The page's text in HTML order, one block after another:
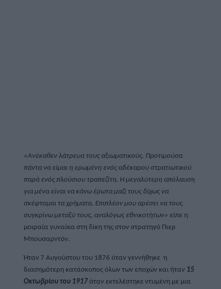
«Ανέκαθεν λάτρευα τους αξιωματικούς. Προτιμούσα
πάντα να είμαι η ερωμένη ενός αδέκαρου στρατιωτικού
παρά ενός πλούσιου τραπεζίτη. Η μεγαλύτερη απόλαυση
για μένα είναι να κάνω έρωτα μαζί τους δίχως να
σκέφτομαι τα χρήματα. Επιπλέον μου αρέσει να τους
συγκρίνω μεταξύ τους, αναλόγως εθνικοτήτων» είπε η
μοιραία γυναίκα στη δίκη της στον στρατηγό Πιερ
Μπουσαρντόν.
Ήταν 7 Αυγούστου του 1876 όταν γεννήθηκε  η
διασημότερη κατάσκοπος όλων των εποχών και ήταν 15
Οκτωβρίου του 1917 όταν εκτελέστηκε ντυμένη με μια